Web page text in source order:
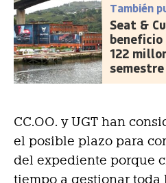
También
Seat &
122
semestre
CC.OO. y UGT han
el posible plazo para
del expediente porque
tiempo a gestionar